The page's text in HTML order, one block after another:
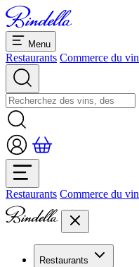
Menu
Restaurants Commerce du vin
Restaurants Commerce du vin
Restaurants